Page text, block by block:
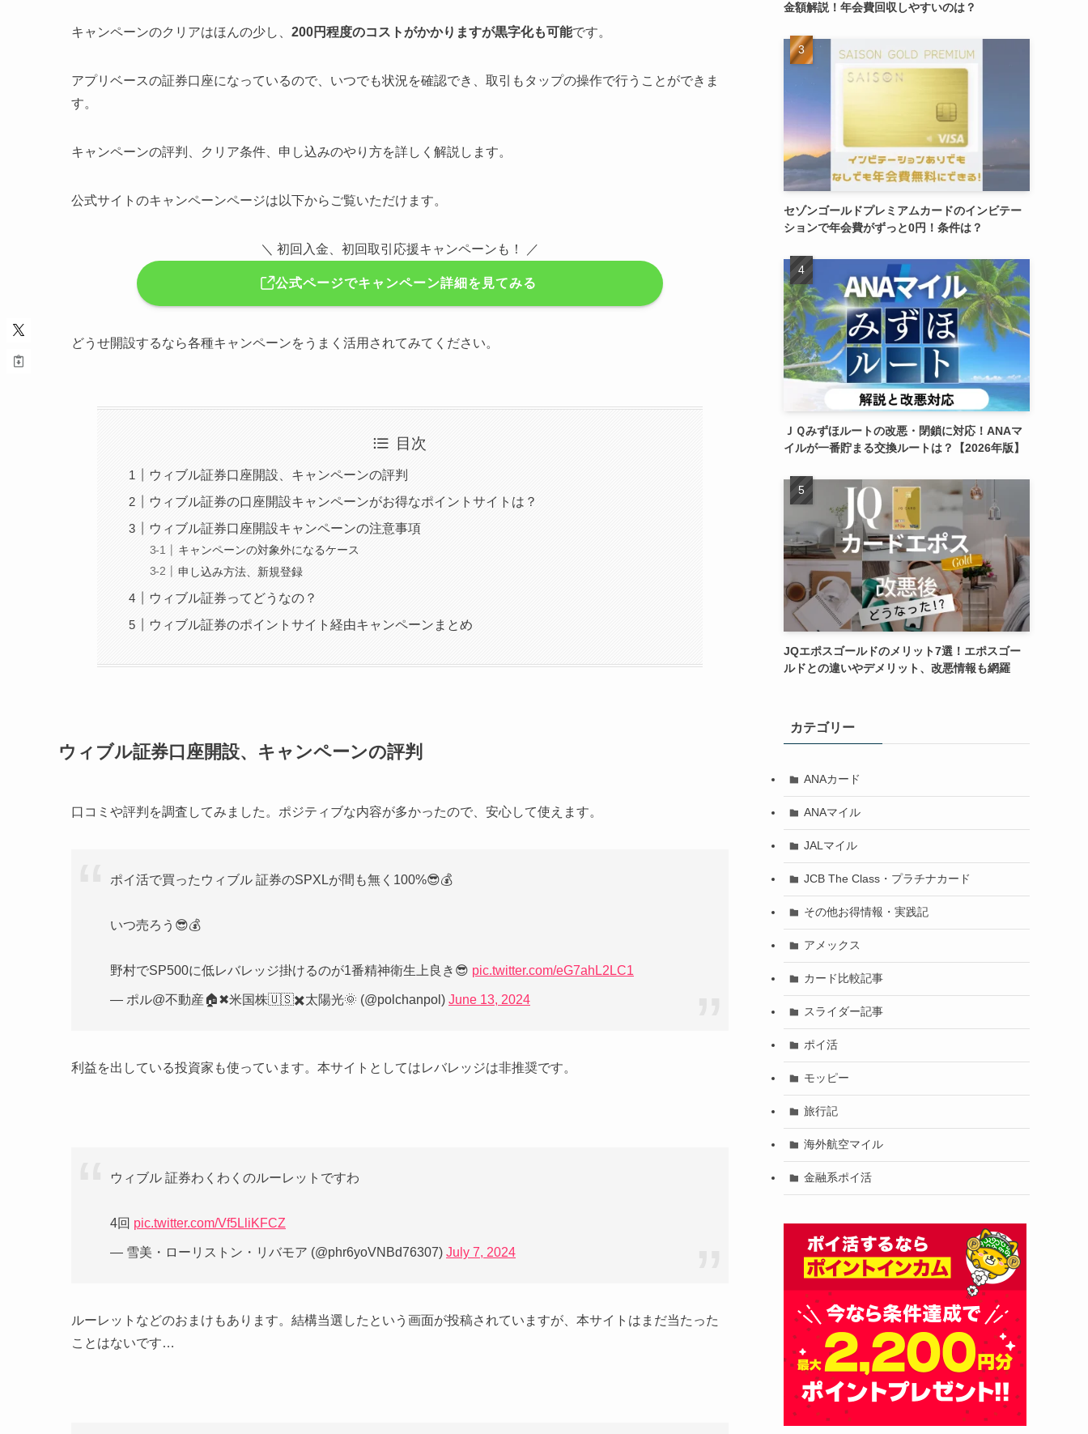
キャンペーンのクリアはほんの少し、 200円程度のコストがかかりますが黒字化も可能です。
アプリベースの証券口座になっているので、いつでも状況を確認でき、取引もタップの操作で行うことができま
す。
キャンペーンの評判、クリア条件、申し込みのやり方を詳しく解説します。
公式サイトのキャンペーンページは以下からご覧いただけます。
＼ 初回入金、初回取引応援キャンペーンも！ ／
公式ページでキャンペーン詳細を見てみる
どうせ開設するなら各種キャンペーンをうまく活用されてみてください。
目次
ウィブル証券口座開設、キャンペーンの評判
ウィブル証券の口座開設キャンペーンがお得なポイントサイトは？
ウィブル証券口座開設キャンペーンの注意事項
キャンペーンの対象外になるケース
申し込み方法、新規登録
ウィブル証券ってどうなの？
ウィブル証券のポイントサイト経由キャンペーンまとめ
ウィブル証券口座開設、キャンペーンの評判
口コミや評判を調査してみました。ポジティブな内容が多かったので、安心して使えます。
ポイ活で買ったウィブル 証券のSPXLが間も無く100%😎💰
いつ売ろう😎💰
野村でSP500に低レバレッジ掛けるのが1番精神衛生上良き😎 pic.twitter.com/eG7ahL2LC1
— ポル@不動産🏠✖︎米国株🇺🇸✖️太陽光🌞 (@polchanpol) June 13, 2024
利益を出している投資家も使っています。本サイトとしてはレバレッジは非推奨です。
ウィブル 証券わくわくのルーレットですわ
4回 pic.twitter.com/Vf5LliKFCZ
— 雪美・ローリストン・リバモア (@phr6yoVNBd76307) July 7, 2024
ルーレットなどのおまけもあります。結構当選したという画面が投稿されていますが、本サイトはまだ当たった
ことはないです…
金額解説！年会費回収しやすいのは？
セゾンゴールドプレミアムカードのインビテー
ションで年会費がずっと0円！条件は？
ＪＱみずほルートの改悪・閉鎖に対応！ANAマ
イルが一番貯まる交換ルートは？【2026年版】
JQエポスゴールドのメリット7選！エポスゴー
ルドとの違いやデメリット、改悪情報も網羅
カテゴリー
ANAカード
ANAマイル
JALマイル
JCB The Class・プラチナカード
その他お得情報・実践記
アメックス
カード比較記事
スライダー記事
ポイ活
モッピー
旅行記
海外航空マイル
金融系ポイ活